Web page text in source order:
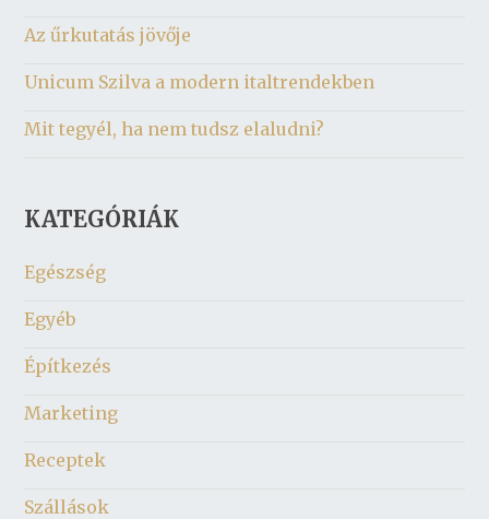
Az űrkutatás jövője
Unicum Szilva a modern italtrendekben
Mit tegyél, ha nem tudsz elaludni?
KATEGÓRIÁK
Egészség
Egyéb
Építkezés
Marketing
Receptek
Szállások